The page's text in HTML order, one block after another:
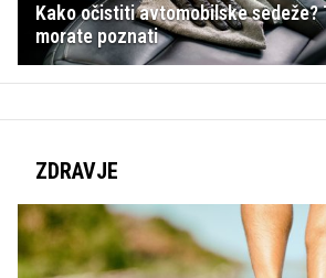
Kako očistiti avtomobilske sedeže?
morate poznati
ZDRAVJE